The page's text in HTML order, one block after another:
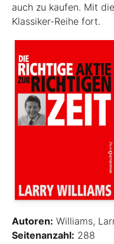
auch zu kaufen. Mit
Klassiker-Reihe fort.
Autoren: Williams,
Seitenanzahl: 288